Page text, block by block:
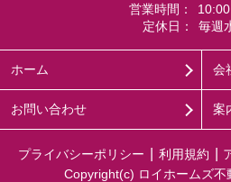
営業時間：
定休日：
毎週
ホーム 会
お問い合わせ 案
プライバシーポリシー 利用規約
Copyright(c) ロイホームズ不